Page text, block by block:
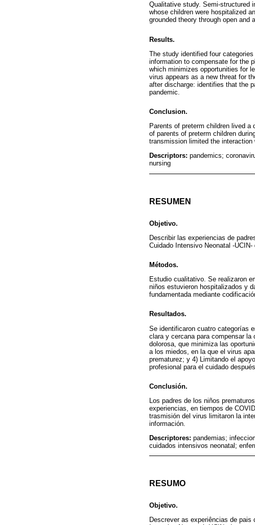
Qualitative study. Semi-structured
whose children were hospitalized
grounded theory through open and
Results.
The study identified four
information to compensate for the
which minimizes opportunities for
virus appears as a new threat for
after discharge: identifies that the
pandemic.
Conclusion.
Parents of preterm children lived
of parents of preterm children
transmission limited the
Descriptors: pandemics;
nursing
RESUMEN
Objetivo.
Describir las experiencias de
Cuidado Intensivo Neonatal -
Métodos.
Estudio cualitativo. Se realizaron
niños estuvieron hospitalizados y
fundamentada mediante
Resultados.
Se identificaron cuatro categorías
clara y cercana para compensar
dolorosa, que minimiza las
a los miedos, en la que el virus
prematurez; y 4) Limitando el
profesional para el cuidado
Conclusión.
Los padres de los niños
experiencias, en tiempos de
trasmisión del virus limitaron la
información.
Descriptores: pandemias;
cuidados intensivos neonatal;
RESUMO
Objetivo.
Descrever as experiências de